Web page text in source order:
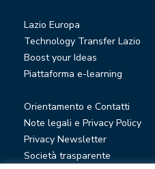
Lazio Europa
Technology Transfer Lazio
Boost your Ideas
Piattaforma e-learning
Orientamento e Contatti
Note legali e Privacy Policy
Privacy Newsletter
Società trasparente